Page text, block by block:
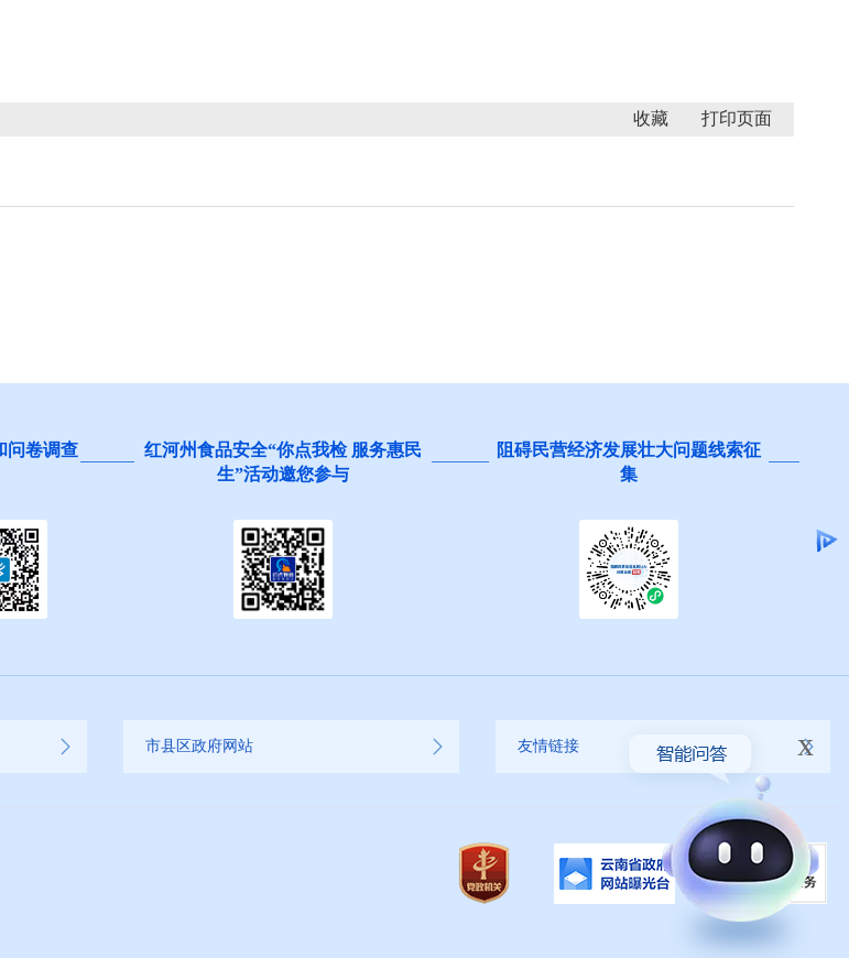
收藏
问卷调查
红河州食品安全“你点我检 服务惠民
生”活动邀您参与
阻碍民营经济发展壮大问题线索征
集
市县区政府网站 友情链接 x